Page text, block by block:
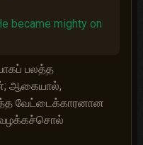
became mighty on
பலத்த
ஆகையால்,
வேட்டைக்காரனான
வழக்கச்சொல்